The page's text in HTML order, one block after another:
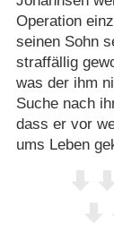
Operation
seinen Sohn
straffällig
was der ihm
Suche nach
dass er vor
ums Leben